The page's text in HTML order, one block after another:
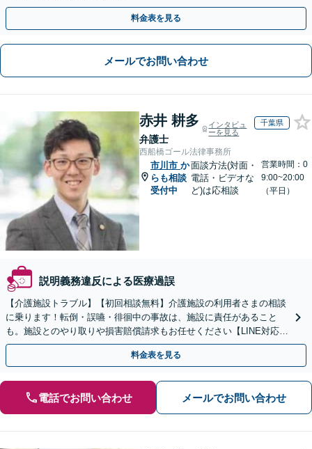
料金表を見る
メールでお問い合わせ
赤井 耕多
弁護士
インタビュ
ーを見る
千葉県
西船橋ゴール法律事務所
市川市 か
らも相談
受付中
面談方法(対面・
電話・ビデオな
ど)は応相談
営業時間：0
9:00~20:00
（平日）
説明義務違反による医療過誤
【介護施設トラブル】【初回相談無料】介護施設の利用者さまの相談
に乗ります！転倒・誤嚥・徘徊中の事故は、施設に責任があること
も。施設とのやり取りや損害賠償請求もお任せください【LINE対応
可】【夜間・休日面談可】【関東エリア対応】
料金表を見る
電話でお問い合わせ メールでお問い合わせ